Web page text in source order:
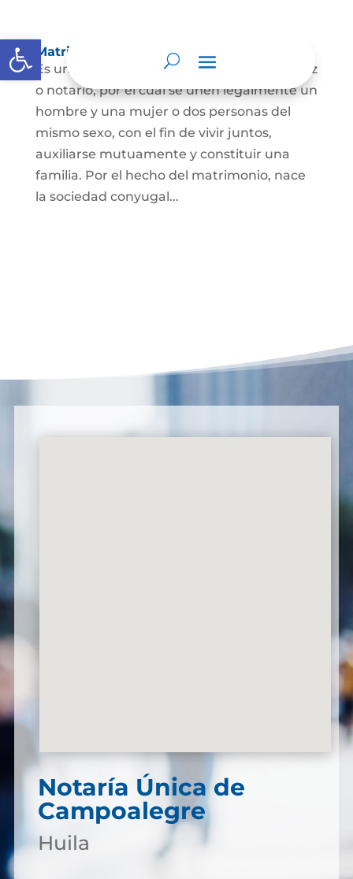
Abrir barra de herramientas
Matrimonio Civil
Es un contrato solemne celebrado ante juez
o notario, por el cual se unen legalmente un
hombre y una mujer o dos personas del
mismo sexo, con el fin de vivir juntos,
auxiliarse mutuamente y constituir una
familia. Por el hecho del matrimonio, nace
la sociedad conyugal...
Notaría Única de
Campoalegre
Huila